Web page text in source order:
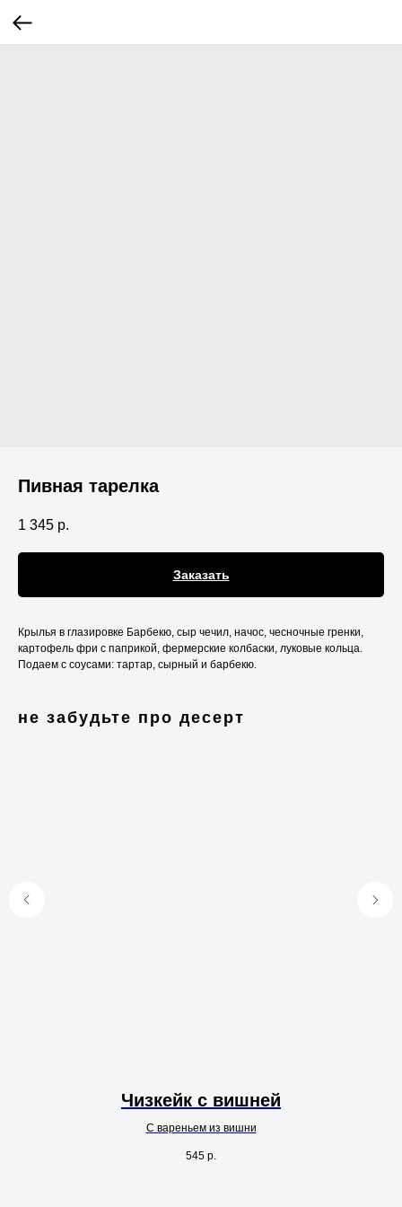
Пивная тарелка
1 345 р.
Заказать
Крылья в глазировке Барбекю, сыр чечил, начос, чесночные гренки,
картофель фри с паприкой, фермерские колбаски, луковые кольца.
Подаем с соусами: тартар, сырный и барбекю.
не забудьте про десерт
Чизкейк с вишней
С вареньем из вишни
545 р.